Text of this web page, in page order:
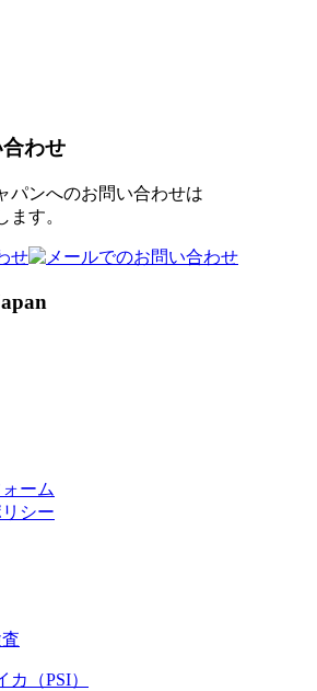
わせ
パンへのお問い合わせは
す。
せ
ーム
シー
カ（PSI）